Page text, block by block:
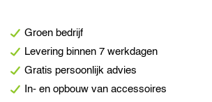
Groen bedrijf
Levering binnen 7 werkdagen
Gratis persoonlijk advies
In- en opbouw van accessoires